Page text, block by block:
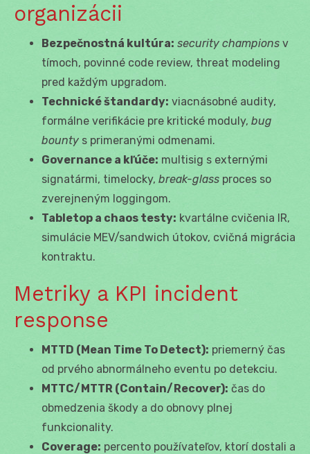
organizácii
Bezpečnostná kultúra: security champions v
tímoch, povinné code review, threat modeling
pred každým upgradom.
Technické štandardy: viacnásobné audity,
formálne verifikácie pre kritické moduly, bug
bounty s primeranými odmenami.
Governance a kľúče: multisig s externými
signatármi, timelocky, break-glass proces so
zverejneným loggingom.
Tabletop a chaos testy: kvartálne cvičenia IR,
simulácie MEV/sandwich útokov, cvičná migrácia
kontraktu.
Metriky a KPI incident
response
MTTD (Mean Time To Detect): priemerný čas
od prvého abnormálneho eventu po detekciu.
MTTC/MTTR (Contain/Recover): čas do
obmedzenia škody a do obnovy plnej
funkcionality.
Coverage: percento používateľov, ktorí dostali a